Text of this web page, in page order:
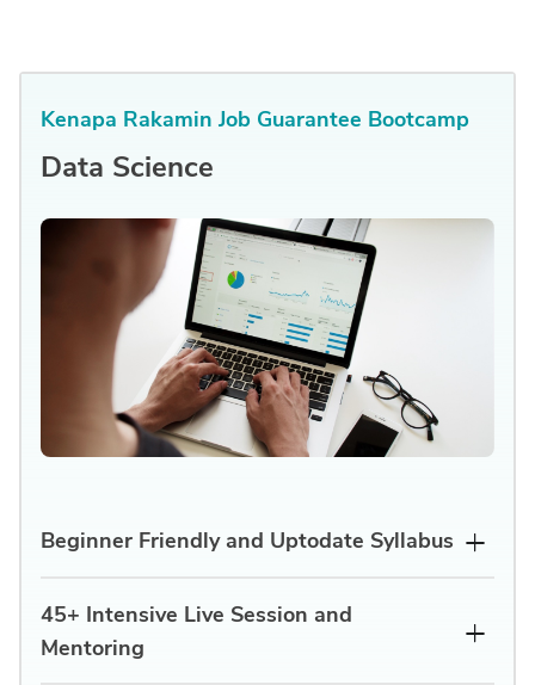
Kenapa Rakamin Job Guarantee Bootcamp
Data Science
Beginner Friendly and Uptodate Syllabus
45+ Intensive Live Session and
Mentoring